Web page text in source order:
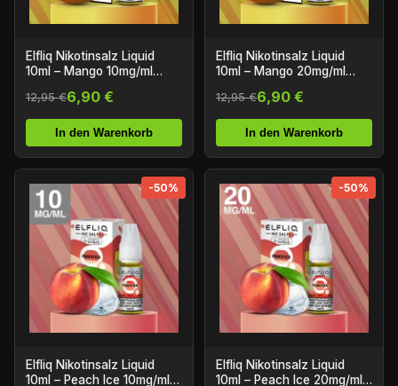
Elfliq Nikotinsalz Liquid
10ml – Mango 10mg/ml
12,95 €6,90 €
In den Warenkorb
Elfliq Nikotinsalz Liquid
10ml – Mango 20mg/ml
12,95 €6,90 €
In den Warenkorb
-50%
Elfliq Nikotinsalz Liquid
10ml – Peach Ice 10mg/ml
-50%
Elfliq Nikotinsalz Liquid
10ml – Peach Ice 20mg/ml